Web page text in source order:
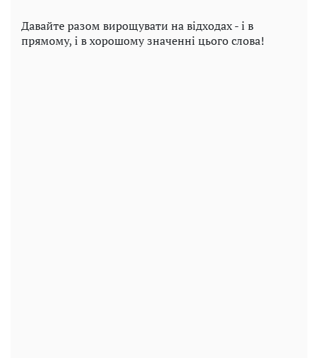
Давайте разом вирощувати на відходах - і в
прямому, і в хорошому значенні цього слова!